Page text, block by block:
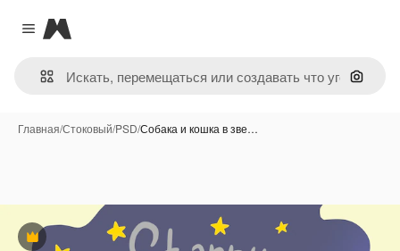
Close menu
Magnific
Поиск
Главная/Стоковый/PSD/Собака и кошка в зве…
Премиум